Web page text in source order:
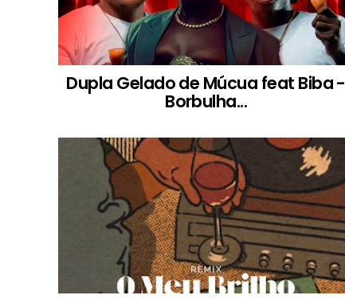
Dupla Gelado de Múcua feat Biba -
Borbulha...